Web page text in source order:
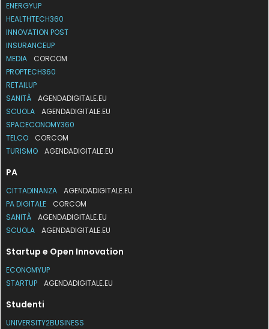
ENERGYUP
HEALTHTECH360
INNOVATION POST
INSURANCEUP
MEDIA
CORCOM
PROPTECH360
RETAILUP
SANITÀ
AGENDADIGITALE.EU
SCUOLA
AGENDADIGITALE.EU
SPACECONOMY360
TELCO
CORCOM
TURISMO
AGENDADIGITALE.EU
PA
CITTADINANZA
AGENDADIGITALE.EU
PA DIGITALE
CORCOM
SANITÀ
AGENDADIGITALE.EU
SCUOLA
AGENDADIGITALE.EU
Startup e Open Innovation
ECONOMYUP
STARTUP
AGENDADIGITALE.EU
Studenti
UNIVERSITY2BUSINESS